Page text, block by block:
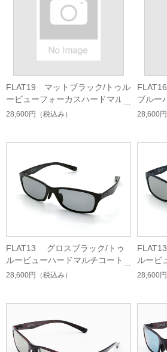
FLAT19 マットブラック/トゥル
ービューフォーカスハードマル
チシングルコート
28,600円 （税込み）
ブルー
ート
28,600円
FLAT13 グロスブラック/トゥ
ルービューハードマルチコート
28,600円 （税込み）
ルービ
グルコ
28,600円